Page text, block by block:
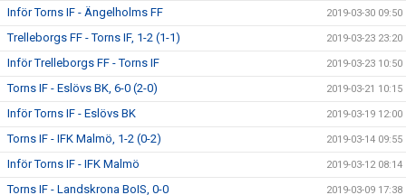
Inför Torns IF - Ängelholms FF 2019-03-30 09:50
Trelleborgs FF - Torns IF, 1-2 (1-1) 2019-03-23 23:20
Inför Trelleborgs FF - Torns IF 2019-03-23 10:50
Torns IF - Eslövs BK, 6-0 (2-0) 2019-03-21 10:15
Inför Torns IF - Eslövs BK 2019-03-19 12:00
Torns IF - IFK Malmö, 1-2 (0-2) 2019-03-14 09:55
Inför Torns IF - IFK Malmö 2019-03-12 08:14
Torns IF - Landskrona BoIS, 0-0 2019-03-09 17:38